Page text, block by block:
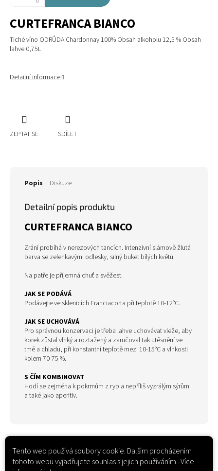
Tento web používá soubory cookie. Dalším procházením
tohoto webu vyjadřujete souhlas s jejich používáním.. Více
CURTEFRANCA BIANCO
Tiché víno ODRŮDA Chardonnay 100% Obsah alkoholu 12,5 % Obsah
lahve 0,75L
Detailní informace
ZEPTAT SE SDÍLET
Popis Diskuze
Detailní popis produktu
CURTEFRANCA BIANCO
Zrání probíhá v nerezových tancích. Intenzivní slámově žlutá
barva se zelenkavými odlesky, silný buket bílých květů.
Na patře je příjemná chuť a svěžest.
JAK SE PODÁVÁ
Podávejte ve sklenicích Franciacorta při teplotě 10-12°C.
JAK SE UCHOVÁVÁ
Pro správnou konzervaci je třeba lahve uchovávat vleže, aby
korek zůstal vlhký a roztažený a zaručoval tak utěsnění ve
tmě a chladu, při konstantní teplotě mezi 10-15°C a vlhkosti
kolem 70-75 %.
S ČÍM KOMBINOVAT
Hodí se zejména k pokrmům z ryb a nepříliš vyzrálým sýrům
a také jako aperitiv.